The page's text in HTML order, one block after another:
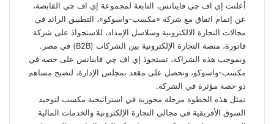
أعلنت إي اف چي فاينانس، التابعة لمجموعة إي اف چي القابضة،
عن إتمام اتفاق مع شركة «مكسب-واسوكو»، التطبيق الرائد في
مجالات التجارة الالكترونية وسلاسل الإمداد، للاستحواذ على شركة
فاتورة، منصة التجارة الإلكترونية بين الشركات (B2B) في مصر.
وبموجب هذه الشراكة، تستحوذ إي اف چي فاينانس على حصة في
مكسب-واسوكو، وتحصل على مقعد بمجلس الإدارة، لتصبح مساهم
ذو حصة مؤثرة في الشركة.
تمثل هذه الخطوة مرحلة محورية في استراتيجية مكسب لتوحيد
السوق الأفريقية في مجالي التجارة الإلكترونية والخدمات المالية